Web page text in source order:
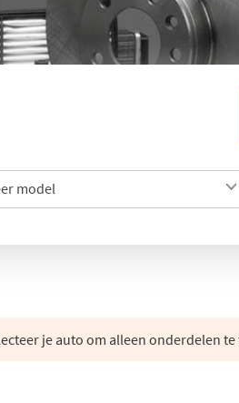
model
je auto om alleen onderdelen